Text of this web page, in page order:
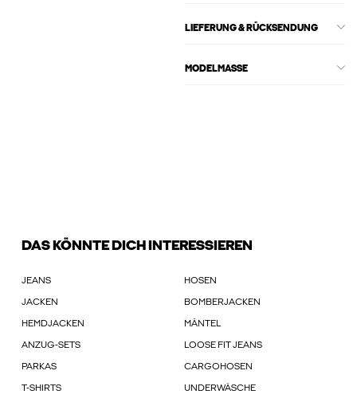
LIEFERUNG & RÜCKSENDUNG
MODELMASSE
DAS KÖNNTE DICH INTERESSIEREN
JEANS HOSEN
JACKEN BOMBERJACKEN
HEMDJACKEN MÄNTEL
ANZUG-SETS LOOSE FIT JEANS
PARKAS CARGOHOSEN
T-SHIRTS UNDERWÄSCHE